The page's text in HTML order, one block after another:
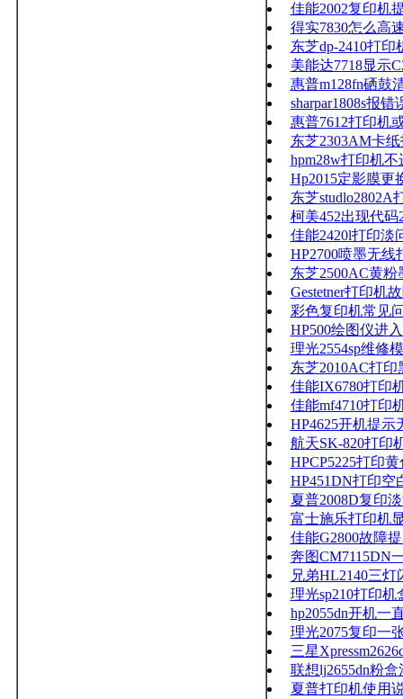
佳能2002复印机
得实7830怎么高
东芝dp-2410打印
美能达7718显示
惠普m128fn硒鼓
sharpar1808s报错
惠普7612打印机
东芝2303AM卡纸
hpm28w打印机
Hp2015定影膜更
东芝studlo2802A
柯美452出现代码
佳能2420l打印淡
HP2700喷墨无线
东芝2500AC黄
Gestetner打印机
彩色复印机常见
HP500绘图仪进
理光2554sp维修
东芝2010AC打
佳能IX6780打印
佳能mf4710打印
HP4625开机提示
航天SK-820打印
HPCP5225打印
HP451DN打印空
夏普2008D复印
富士施乐打印机
佳能G2800故障
奔图CM7115DN
兄弟HL2140三
理光sp210打印机
hp2055dn开机一
理光2075复印一
三星
联想lj2655dn粉盒
夏普打印机使用